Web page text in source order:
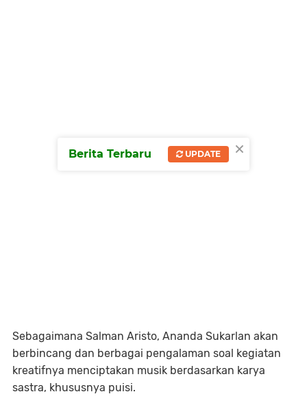
Sebagaimana Salman Aristo, Ananda Sukarlan akan
berbincang dan berbagai pengalaman soal kegiatan
kreatifnya menciptakan musik berdasarkan karya
sastra, khususnya puisi.
×
Berita Terbaru UPDATE